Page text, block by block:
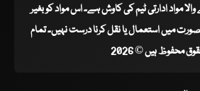
والا مواد ادارتی ٹیم کی کاوش ہے۔ اس مواد کو بغیر
میں استعمال یا نقل کرنا درست نہیں۔ تمام
محفوظ ہیں © 2026